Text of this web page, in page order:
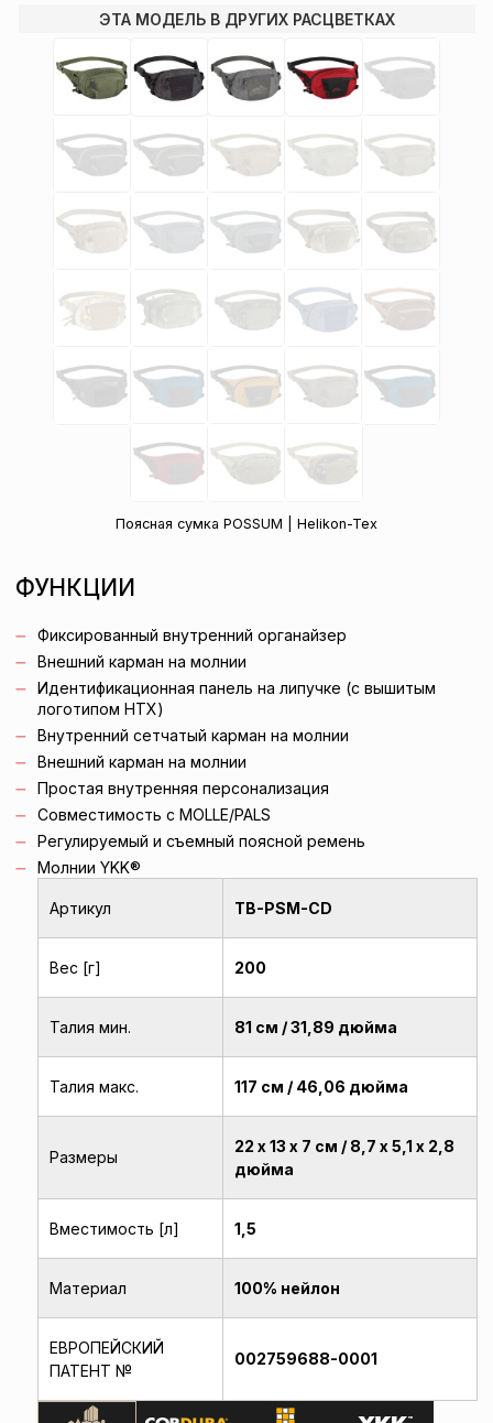
ЭТА МОДЕЛЬ В ДРУГИХ РАСЦВЕТКАХ
Поясная сумка POSSUM | Helikon-Tex
ФУНКЦИИ
Фиксированный внутренний органайзер
Внешний карман на молнии
Идентификационная панель на липучке (с вышитым
логотипом HTX)
Внутренний сетчатый карман на молнии
Внешний карман на молнии
Простая внутренняя персонализация
Совместимость с MOLLE/PALS
Регулируемый и съемный поясной ремень
Молнии YKK®
Артикул TB-PSM-CD
Вес [г] 200
Талия мин. 81 см / 31,89 дюйма
Талия макс. 117 см / 46,06 дюйма
Размеры
22 х 13 х 7 см / 8,7 х 5,1 х 2,8
дюйма
Вместимость [л] 1,5
Материал 100% нейлон
ЕВРОПЕЙСКИЙ
ПАТЕНТ №
002759688-0001